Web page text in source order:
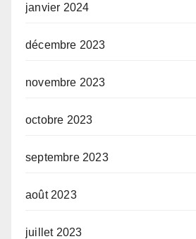
janvier 2024
décembre 2023
novembre 2023
octobre 2023
septembre 2023
août 2023
juillet 2023